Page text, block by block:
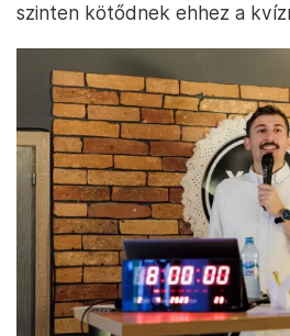
szinten kötődnek ehhez a